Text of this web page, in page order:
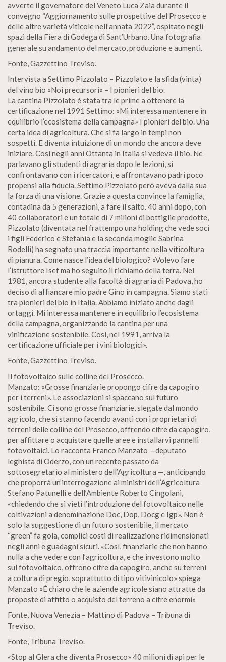
avverte il governatore del Veneto Luca Zaia durante il
convegno “Aggiornamento sulle prospettive del Prosecco e
delle altre varietà viticole nell’annata 2022”, ospitato negli
spazi della Fiera di Godega di Sant’Urbano. Una fotografia
generale su andamento del mercato, produzione e aumenti.
Fonte, Gazzettino Treviso.
Intervista a Settimo Pizzolato – Pizzolato e la sfida (vinta)
del vino bio «Noi precursori» – I pionieri del bio.
La cantina Pizzolato è stata tra le prime a ottenere la
certificazione nel 1991 Settimo: «Mi interessa mantenere in
equilibrio l’ecosistema della campagna» I pionieri del bio. Una
certa idea di agricoltura. Che si fa largo in tempi non
sospetti. E diventa intuizione di un mondo che ancora deve
iniziare. Così negli anni Ottanta in Italia si vedeva il bio. Ne
parlavano gli studenti di agraria dopo le lezioni, si
confrontavano con i ricercatori, e affrontavano padri poco
propensi alla fiducia. Settimo Pizzolato però aveva dalla sua
la forza di una visione. Grazie a questa convince la famiglia,
contadina da 5 generazioni, a fare il salto. 40 anni dopo, con
40 collaboratori e un totale di 7 milioni di bottiglie prodotte,
Pizzolato (diventata nel frattempo una holding che vede soci
i figli Federico e Stefania e la seconda moglie Sabrina
Rodelli) ha segnato una traccia importante nella viticoltura
di pianura. Come nasce l’idea del biologico? «Volevo fare
l’istruttore Isef ma ho seguito il richiamo della terra. Nel
1981, ancora studente alla facoltà di agraria di Padova, ho
deciso di affiancare mio padre Gino in campagna. Siamo stati
tra pionieri del bio in Italia. Abbiamo iniziato anche dagli
ortaggi. Mi interessa mantenere in equilibrio l’ecosistema
della campagna, organizzando la cantina per una
vinificazione sostenibile. Così, nel 1991, arriva la
certificazione ufficiale per i vini biologici».
Fonte, Gazzettino Treviso.
Il fotovoltaico sulle colline del Prosecco.
Manzato: «Grosse finanziarie propongo cifre da capogiro
per i terreni». Le associazioni si spaccano sul futuro
sostenibile. Ci sono grosse finanziarie, slegate dal mondo
agricolo, che si stanno facendo avanti con i proprietari di
terreni delle colline del Prosecco, offrendo cifre da capogiro,
per affittare o acquistare quelle aree e installarvi pannelli
fotovoltaici. Lo racconta Franco Manzato —deputato
leghista di Oderzo, con un recente passato da
sottosegretario al ministero dell’Agricoltura —, anticipando
che proporrà un’interrogazione ai ministri dell’Agricoltura
Stefano Patunelli e dell’Ambiente Roberto Cingolani,
«chiedendo che si vieti l’introduzione del fotovoltaico nelle
coltivazioni a denominazione Doc, Dop, Docg e Igp». Non è
solo la suggestione di un futuro sostenibile, il mercato
“green” fa gola, complici costi di realizzazione ridimensionati
negli anni e guadagni sicuri. «Così, finanziarie che non hanno
nulla a che vedere con l’agricoltura, e che investono molto
sul fotovoltaico, offrono cifre da capogiro, anche su terreni
a coltura di pregio, soprattutto di tipo vitivinicolo» spiega
Manzato «È chiaro che le aziende agricole siano attratte da
proposte di affitto o acquisto del terreno a cifre enormi»
Fonte, Nuova Venezia – Mattino di Padova – Tribuna di
Treviso.
Fonte, Tribuna Treviso.
«Stop al Glera che diventa Prosecco» 40 milioni di api per le